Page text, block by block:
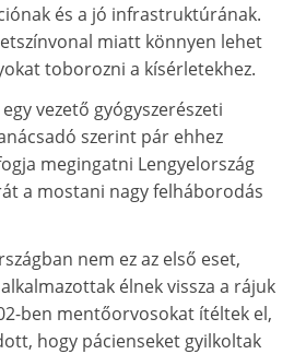
és a jó infrastruktúrának.
miatt könnyen lehet
toborozni a kísérletekhez.
vezető gyógyszerészeti
szerint pár ehhez
megingatni Lengyelország
a mostani nagy felháborodás
nem ez az első eset,
élnek vissza a rájuk
ben mentőorvosokat ítéltek el,
hogy pácienseket gyilkoltak